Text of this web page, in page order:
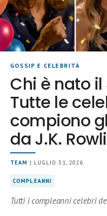
GOSSIP E CELEBRITÀ
Chi è nato il
Tutte le
compiono
da J.K.
TEAM | LUGLIO 31, 2026
COMPLEANNI
Tutti i compleanni celebri